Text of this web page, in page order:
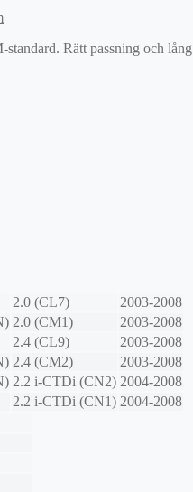
Rätt passning och
2.0 (CL7)
2003-2008
2.0 (CM1)
2003-2008
2.4 (CL9)
2003-2008
2.4 (CM2)
2003-2008
2.2 i-CTDi (CN2) 2004-2008
2.2 i-CTDi (CN1) 2004-2008